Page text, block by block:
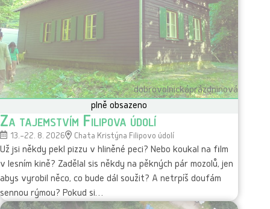
dobrovolnickáprázdninová
plně obsazeno
Za tajemstvím Filipova údolí
13.–22. 8. 2026 Chata Kristýna Filipovo údolí
Už jsi někdy pekl pizzu v hliněné peci? Nebo koukal na film
v lesním kině? Zadělal sis někdy na pěkných pár mozolů, jen
abys vyrobil něco, co bude dál soužit? A netrpíš doufám
sennou rýmou? Pokud si…